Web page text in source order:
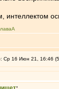
Ср 16 Июн 21, 16:46